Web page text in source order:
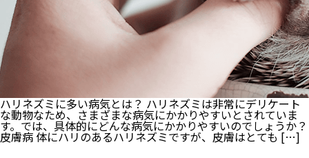
注
意
ご
紹
介！
ハリネズミに多い病気とは？ ハリネズミは非常にデリケート
な動物なため、さまざまな病気にかかりやすいとされていま
す。では、具体的にどんな病気にかかりやすいのでしょうか？
皮膚病 体にハリのあるハリネズミですが、皮膚はとても […]